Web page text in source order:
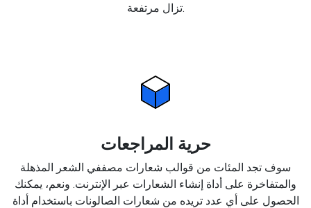
تزال مرتفعة.
حرية المراجعات
سوف تجد المئات من قوالب شعارات مصففي الشعر المذهلة
والمتفاخرة على أداة إنشاء الشعارات عبر الإنترنت. ونعم، يمكنك
الحصول على أي عدد تريده من شعارات الصالونات باستخدام أداة